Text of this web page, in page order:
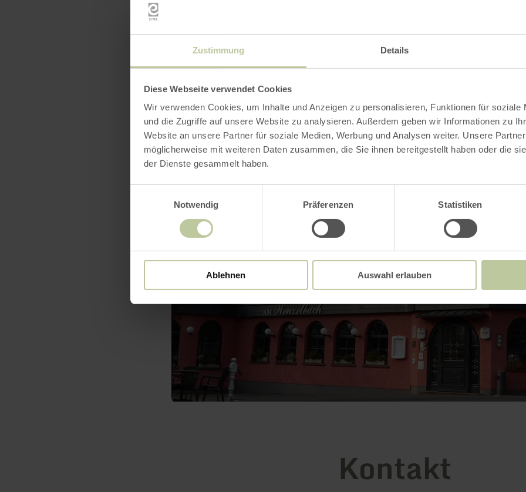
Zustimmung Details
Diese Webseite verwendet Cookies
Wir verwenden Cookies, um Inhalte und Anzeigen zu personalisieren, Funktionen für soziale
und die Zugriffe auf unsere Website zu analysieren. Außerdem geben wir Informationen zu
Website an unsere Partner für soziale Medien, Werbung und Analysen weiter. Unsere
möglicherweise mit weiteren Daten zusammen, die Sie ihnen bereitgestellt haben oder die
der Dienste gesammelt haben.
Notwendig
Präferenzen Statistiken
Ablehnen Auswahl erlauben
Kontakt